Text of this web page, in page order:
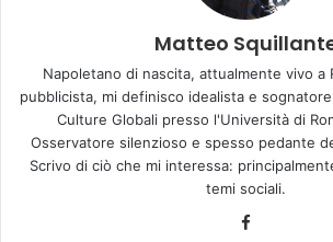
Matteo
Napoletano di nascita, attualmente vivo a
pubblicista, mi definisco idealista e
Culture Globali presso l'Università di
Osservatore silenzioso e spesso pedante
Scrivo di ciò che mi interessa:
temi sociali.
Facebook